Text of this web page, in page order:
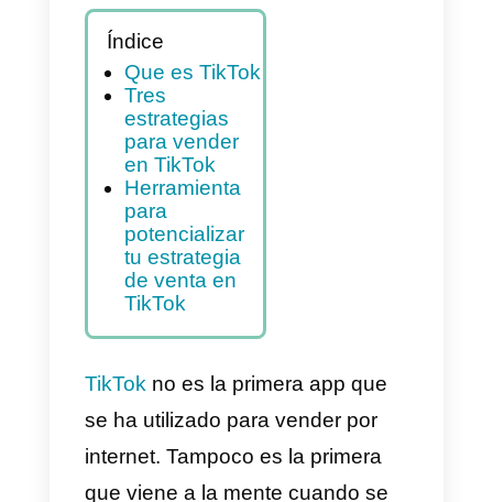
Índice
Que es TikTok
Tres
estrategias
para vender
en TikTok
Herramienta
para
potencializar
tu estrategia
de venta en
TikTok